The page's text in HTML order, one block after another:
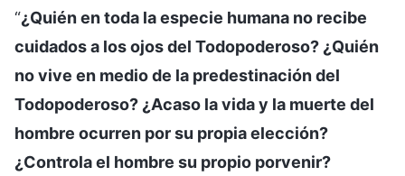
“¿Quién en toda la especie humana no recibe
cuidados a los ojos del Todopoderoso? ¿Quién
no vive en medio de la predestinación del
Todopoderoso? ¿Acaso la vida y la muerte del
hombre ocurren por su propia elección?
¿Controla el hombre su propio porvenir?